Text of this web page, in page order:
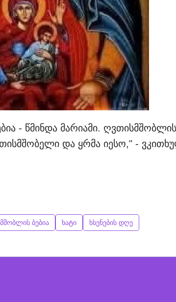
- წმინდა მარიამი.
და ყრმა იესო," -
ბებია ხატი ხსენების დღე